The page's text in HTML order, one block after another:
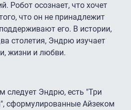
Робот осознает, что хочет
что он не принадлежит
его. В истории,
столетия, Эндрю изучает
жизни и любви.
следует Эндрю, есть "Три
сформулированные Айзеком